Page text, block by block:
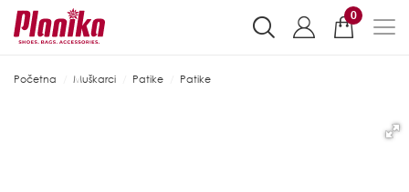
0
Početna Muškarci Patike Patike